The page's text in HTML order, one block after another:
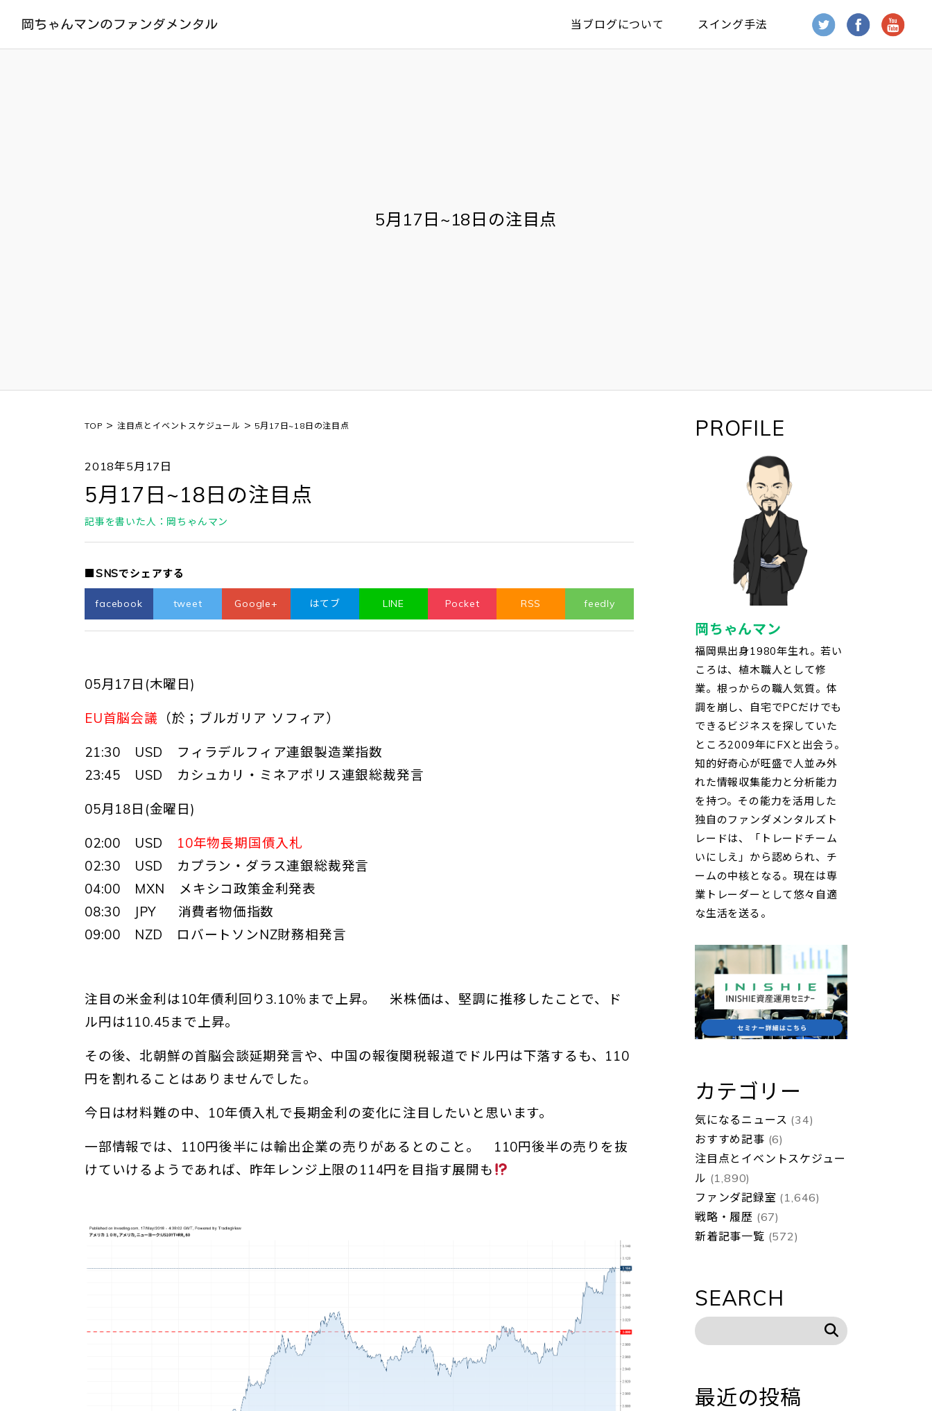
当ブログについて スイング手法
5月17日~18日の注目点
TOP > 注目点とイベントスケジュール > 5月17日~18日の注目点
2018年5月17日
5月17日~18日の注目点
記事を書いた人：岡ちゃんマン
■SNSでシェアする
facebook tweet Google+ はてブ LINE Pocket RSS feedly
05月17日(木曜日)
EU首脳会議 （於；ブルガリア ソフィア）
21:30 USD フィラデルフィア連銀製造業指数
23:45 USD カシュカリ・ミネアポリス連銀総裁発言
05月18日(金曜日)
02:00 USD 10年物長期国債入札
02:30 USD カプラン・ダラス連銀総裁発言
04:00 MXN メキシコ政策金利発表
08:30 JPY 消費者物価指数
09:00 NZD ロバートソンNZ財務相発言
注目の米金利は10年債利回り3.10％まで上昇。 米株価は、堅調に推移したことで、ド
ル円は110.45まで上昇。
その後、北朝鮮の首脳会談延期発言や、中国の報復関税報道でドル円は下落するも、110
円を割れることはありませんでした。
今日は材料難の中、10年債入札で長期金利の変化に注目したいと思います。
一部情報では、110円後半には輸出企業の売りがあるとのこと。 110円後半の売りを抜
けていけるようであれば、昨年レンジ上限の114円を目指す展開も
PROFILE
岡ちゃんマン
福岡県出身1980年生れ。若い
ころは、植木職人として修
業。根っからの職人気質。体
調を崩し、自宅でPCだけでも
できるビジネスを探していた
ところ2009年にFXと出会う。
知的好奇心が旺盛で人並み外
れた情報収集能力と分析能力
を持つ。その能力を活用した
独自のファンダメンタルズト
レードは、「トレードチーム
いにしえ」から認められ、チ
ームの中核となる。現在は専
業トレーダーとして悠々自適
な生活を送る。
カテゴリー
気になるニュース (34)
おすすめ記事 (6)
注目点とイベントスケジュー
ル (1,890)
ファンダ記録室 (1,646)
戦略・履歴 (67)
新着記事一覧 (572)
SEARCH
最近の投稿